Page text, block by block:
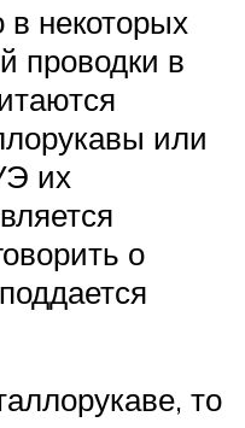
в некоторых
проводки в
или
их
о
то